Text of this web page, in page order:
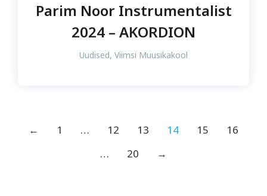
Parim Noor Instrumentalist
2024 – AKORDION
Uudised, Viimsi Muusikakool
← 1 … 12 13 14 15
16
…
20 →